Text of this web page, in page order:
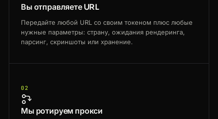
Вы отправляете URL
Передайте любой URL со своим токеном плюс любые
нужные параметры: страну, ожидания рендеринга,
парсинг, скриншоты или хранение.
02
Мы ротируем прокси